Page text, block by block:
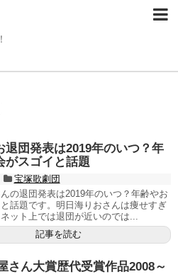
退団発表は2019年のいつ？年
がスゴイと話題
宝塚歌劇団
の退団発表は2019年のいつ？年齢やお
話題です。明日海りおさんは痩せすぎ
ット上では退団が近いのでは...
記事を読む
さん大賞歴代受賞作品2008～